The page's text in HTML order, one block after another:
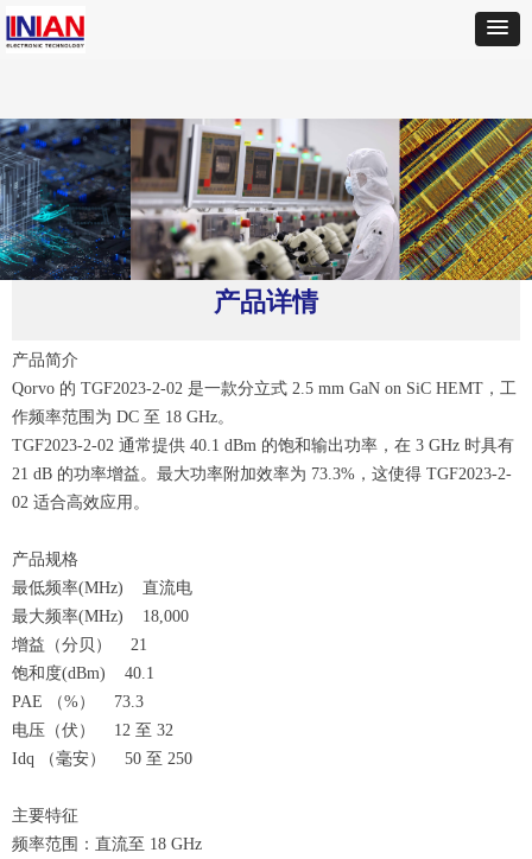
首页 ꄲ QORVO ꄲ TGF2023-2-02 分立式功率 GaN
产品简介
Qorvo 的 TGF2023-2-02 是一款分立式 2.5 mm GaN on SiC HEMT，工
作频率范围为 DC 至 18 GHz。
TGF2023-2-02 通常提供 40.1 dBm 的饱和输出功率，在 3 GHz 时具有
21 dB 的功率增益。最大功率附加效率为 73.3%，这使得 TGF2023-2-
02 适合高效应用。
产品规格
最低频率(MHz) 直流电
最大频率(MHz) 18,000
增益（分贝） 21
饱和度(dBm) 40.1
PAE （%） 73.3
电压（伏） 12 至 32
Idq （毫安） 50 至 250
主要特征
频率范围：直流至 18 GHz
产品详情